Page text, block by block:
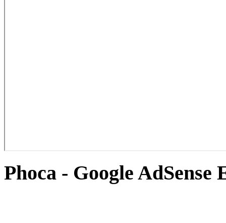
Phoca - Google AdSense